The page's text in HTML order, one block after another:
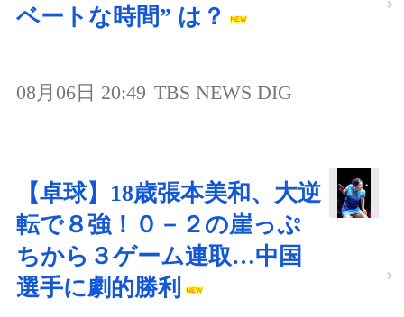
ベートな時間” は？
08月06日 20:49 TBS NEWS DIG
【卓球】18歳張本美和、大逆
転で８強！０－２の崖っぷ
ちから３ゲーム連取…中国
選手に劇的勝利